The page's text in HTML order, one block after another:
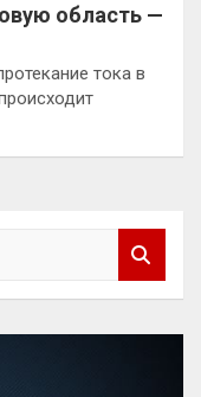
область —
тока в